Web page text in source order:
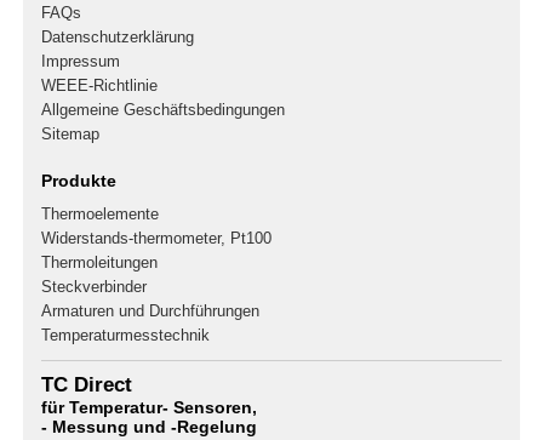
FAQs
Datenschutzerklärung
Impressum
WEEE-Richtlinie
Allgemeine Geschäftsbedingungen
Sitemap
Produkte
Thermoelemente
Widerstands-thermometer, Pt100
Thermoleitungen
Steckverbinder
Armaturen und Durchführungen
Temperaturmesstechnik
TC Direct
für Temperatur- Sensoren,
- Messung und -Regelung